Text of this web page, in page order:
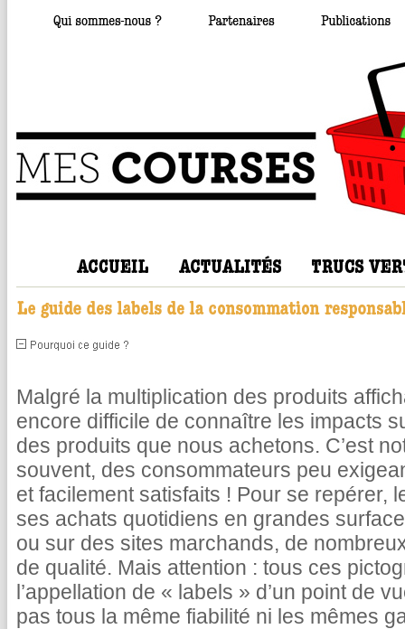
Malgré la multiplication des produits
encore difficile de connaître les impacts
des produits que nous achetons. C’est
souvent, des consommateurs peu
et facilement satisfaits ! Pour se repérer,
ses achats quotidiens en grandes
ou sur des sites marchands, de
de qualité. Mais attention : tous ces
l’appellation de « labels » d’un point de
pas tous la même fiabilité ni les mêmes